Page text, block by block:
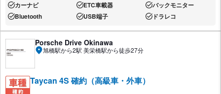
あり:カーナビ あり:ETC車載器 あり:バックモニター
あり:Bluetooth あり:USB端子 あり:ドラレコ
Porsche Drive Okinawa
旭橋駅から2駅 美栄橋駅から徒歩27分
Taycan 4S 確約（高級車・外車）